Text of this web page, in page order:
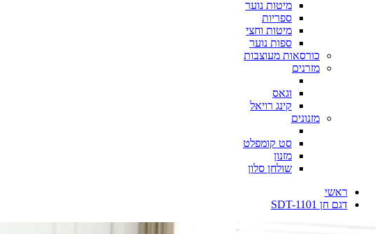
מיטות נוער
ספריות
מיטות וחצי
ספות נוער
כורסאות מעוצבות
מזרנים
וגאס
קינג רויאל
מזנונים
סט קומפלט
מזנון
שולחן סלון
ראשי
דגם חן SDT-1101